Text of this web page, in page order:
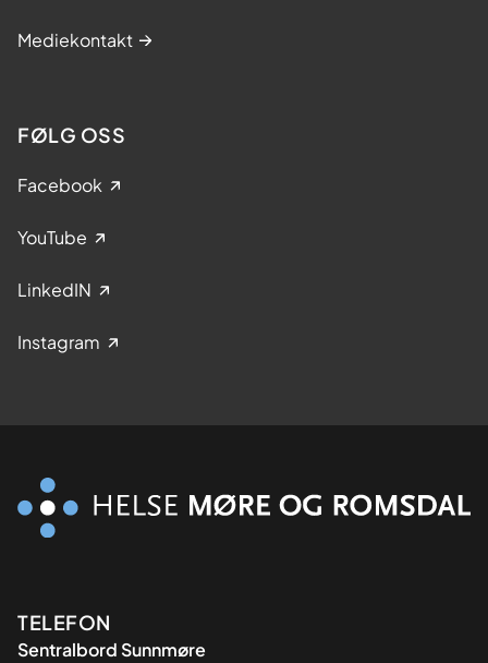
Mediekontakt
FØLG OSS
Facebook
YouTube
LinkedIN
Instagram
Kontaktinformasjon
TELEFON
Sentralbord Sunnmøre